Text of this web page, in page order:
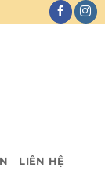
LIÊN HỆ